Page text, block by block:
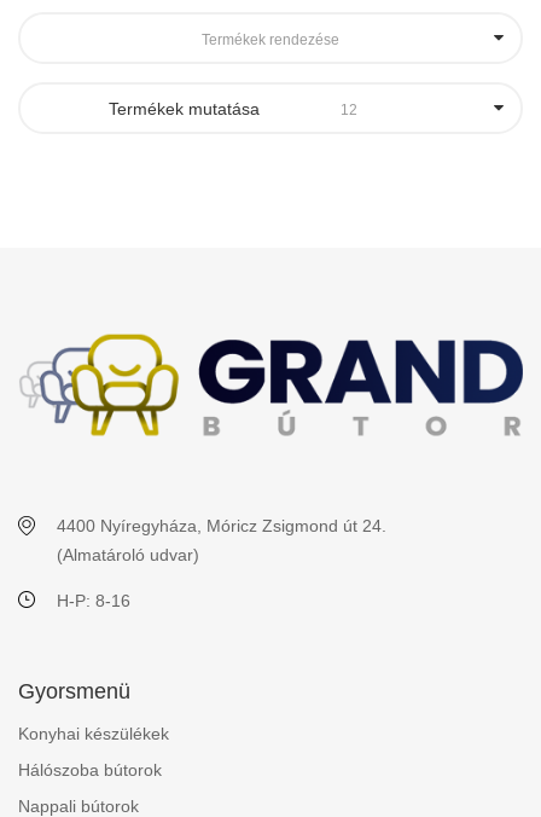
Termékek rendezése
Termékek mutatása 12
4400 Nyíregyháza, Móricz Zsigmond út 24.
(Almatároló udvar)
H-P: 8-16
Gyorsmenü
Konyhai készülékek
Hálószoba bútorok
Nappali bútorok